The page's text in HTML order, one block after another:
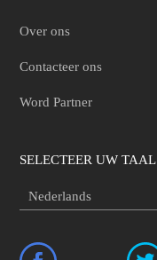
Over ons
Contacteer ons
Word Partner
SELECTEER UW TAAL